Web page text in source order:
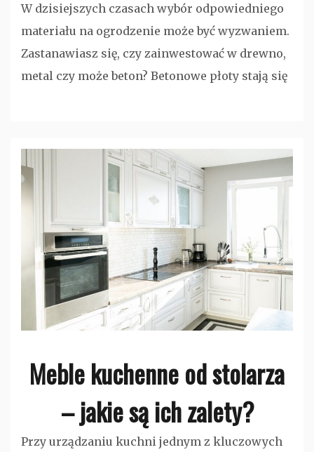
W dzisiejszych czasach wybór odpowiedniego
materiału na ogrodzenie może być wyzwaniem.
Zastanawiasz się, czy zainwestować w drewno,
metal czy może beton? Betonowe płoty stają się
Meble kuchenne od stolarza
– jakie są ich zalety?
Przy urządzaniu kuchni jednym z kluczowych